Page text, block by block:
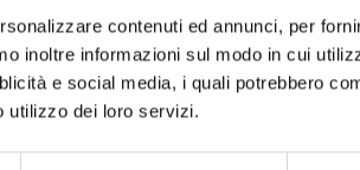
contenuti ed annunci, per
inoltre informazioni sul modo in cui
e social media, i quali potrebbero
utilizzo dei loro servizi.
20/10/2026
€ 6,90